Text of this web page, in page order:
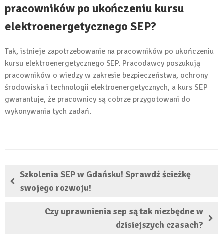
pracowników po ukończeniu kursu
elektroenergetycznego SEP?
Tak, istnieje zapotrzebowanie na pracowników po ukończeniu
kursu elektroenergetycznego SEP. Pracodawcy poszukują
pracowników o wiedzy w zakresie bezpieczeństwa, ochrony
środowiska i technologii elektroenergetycznych, a kurs SEP
gwarantuje, że pracownicy są dobrze przygotowani do
wykonywania tych zadań.
Szkolenia SEP w Gdańsku! Sprawdź ścieżkę
swojego rozwoju!
Czy uprawnienia sep są tak niezbędne w
dzisiejszych czasach?